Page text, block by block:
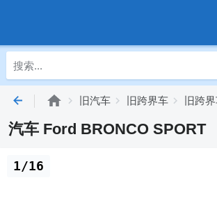
旧汽车 旧跨界车 旧跨
汽车 Ford BRONCO SPORT
1/16